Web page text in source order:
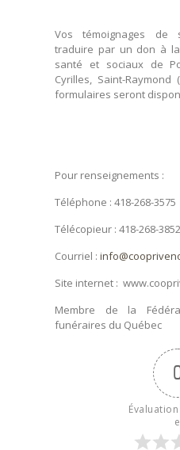
Vos témoignages de
traduire par un don à
santé et sociaux de
Cyrilles, Saint-Raymond
formulaires seront
Pour renseignements :
Téléphone : 418-268-3575
Télécopieur : 418-268-3852
Courriel :
Site internet :
Membre de la
funéraires du Québec
e